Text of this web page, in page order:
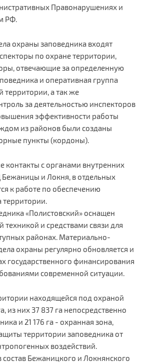
Правонарушениях и
РФ.
охраны заповедника входят
по охране территории,
отвечающие за определенную
и оперативная группа
территории, а так же
за деятельностью инспекторов
эффективности работы
из районов были созданы
пункты (кордоны).
контакты с органами внутренних
Бежаницы и Локня, в отдельных
к работе по обеспечению
«Полистовский» оснащен
техникой и средствами связи для
районах. Материально-
охраны регулярно обновляется и
государственного финансирования
современной ситуации.
находящейся под охраной
из них 37 837 га непосредственно
и 21 176 га - охранная зона,
территории заповедника от
воздействий.
состав Бежаницкого и Локнянского